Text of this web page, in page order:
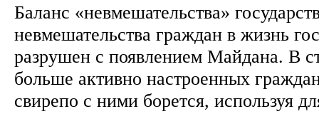
Баланс «невмешательства»
невмешательства граждан в жизнь
разрушен с появлением Майдана. В
больше активно настроенных
свирепо с ними борется, используя